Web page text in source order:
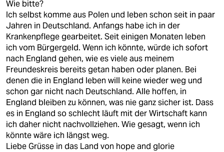
Wie bitte?
Ich selbst komme aus Polen und leben schon seit in paar
Jahren in Deutschland. Anfangs habe ich in der
Krankenpflege gearbeitet. Seit einigen Monaten leben
ich vom Bürgergeld. Wenn ich könnte, würde ich sofort
nach England gehen, wie es viele aus meinem
Freundeskreis bereits getan haben oder planen. Bei
denen die in England leben will keine wieder weg und
schon gar nicht nach Deutschland. Alle hoffen, in
England bleiben zu können, was nie ganz sicher ist. Dass
es in England so schlecht läuft mit der Wirtschaft kann
ich daher nicht nachvollziehen. Wie gesagt, wenn ich
könnte wäre ich längst weg.
Liebe Grüsse in das Land von hope and glorie